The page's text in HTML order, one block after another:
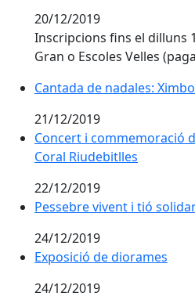
20/12/2019
Inscripcions fins el dilluns
Gran o Escoles Velles
Cantada de nadales:
Cantada de nadales:
21/12/2019
Concert i commemoració
Concert i commemoració
Coral Riudebitlles
22/12/2019
Pessebre vivent i tió
Pessebre vivent i tió
24/12/2019
Exposició de diorames
Exposició de diorames
24/12/2019